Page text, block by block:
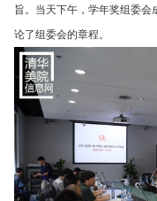
旨。当天下午，学年奖组委
论了组委会的章程。